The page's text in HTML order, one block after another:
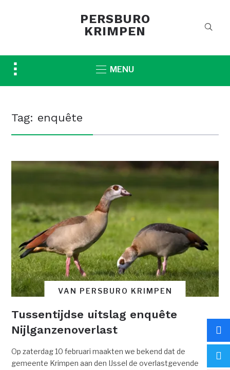
PERSBURO
KRIMPEN
Toggle
sidebar
MENU
Tag: enquête
VAN PERSBURO KRIMPEN
Tussentijdse uitslag enquête
Nijlganzenoverlast
Op zaterdag 10 februari maakten we bekend dat de
gemeente Krimpen aan den IJssel de overlastgevende